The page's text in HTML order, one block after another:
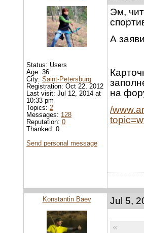
Эм,
А
на
/
Status: Users
Age: 36
City: Saint-Petersburg
Registration: Oct 22, 2012
Last visit: Jul 12, 2014 at
10:33 pm
Topics: 2
Messages: 128
Reputation: 0
Thanked: 0
Send personal message
Jul 5,
Konstantin Baev